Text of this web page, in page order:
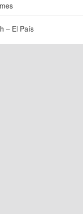
– El País